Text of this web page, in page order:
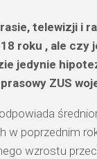
telewizji i
roku , ale czy
jedynie
ZUS
w poprzednim
wzrostu